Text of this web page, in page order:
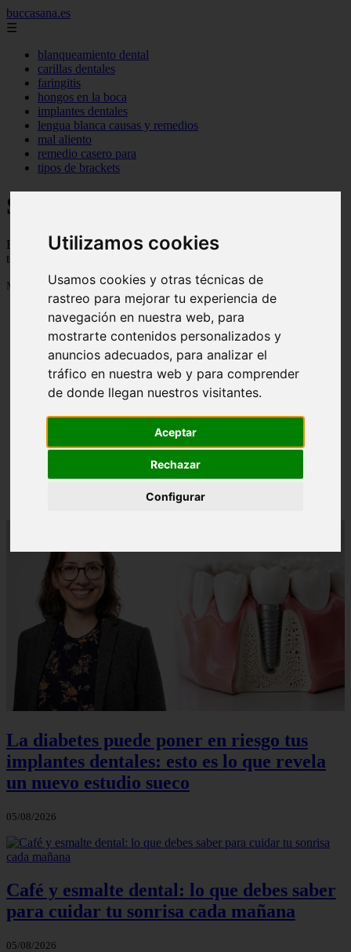
Utilizamos cookies
Usamos cookies y otras técnicas de
rastreo para mejorar tu experiencia de
navegación en nuestra web, para
mostrarte contenidos personalizados y
anuncios adecuados, para analizar el
tráfico en nuestra web y para comprender
de donde llegan nuestros visitantes.
Aceptar
Rechazar
Configurar
buccasana.es
☰
blanqueamiento dental
carillas dentales
faringitis
hongos en la boca
implantes dentales
lengua blanca causas y remedios
mal aliento
remedio casero para
tipos de brackets
Salud dental
Blog sobre salud dental con trucos, consejos e informacion para
tener una boca sana
Mostrando 1 - 24 de 719 artículos
¿Paladar Quemado? 【Trucos Caseros y
La diabetes puede poner en riesgo tus
implantes dentales: esto es lo que revela
un nuevo estudio sueco
05/08/2026
Café y esmalte dental: lo que debes saber
para cuidar tu sonrisa cada mañana
05/08/2026